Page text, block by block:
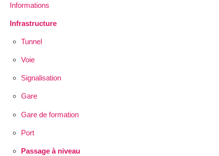
Informations
Infrastructure
Tunnel
Voie
Signalisation
Gare
Gare de formation
Port
Passage à niveau